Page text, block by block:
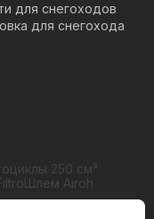
для снегоходов
для снегохода
250 см³
Шлем Airoh